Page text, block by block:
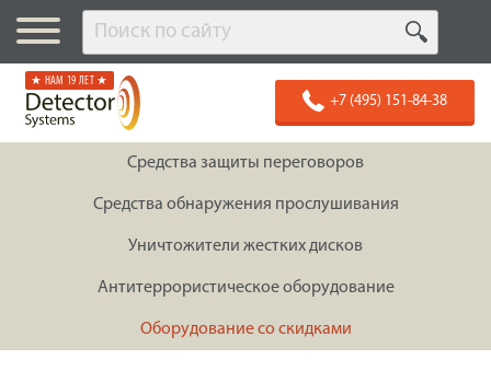
★ НАМ 19 ЛЕТ ★
+7 (495) 151-84-38
Средства защиты переговоров
Средства обнаружения прослушивания
Уничтожители жестких дисков
Антитеррористическое оборудование
Оборудование со скидками